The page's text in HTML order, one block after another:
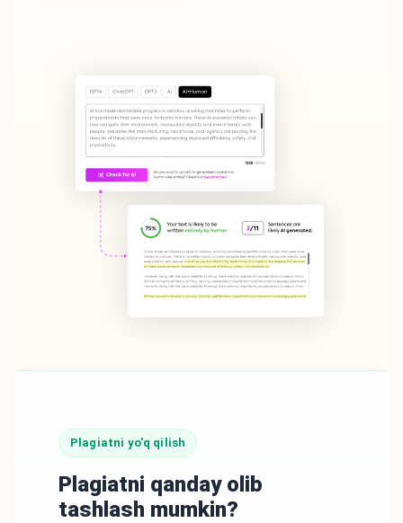
Plagiatni yo'q qilish
Plagiatni qanday olib
tashlash mumkin?